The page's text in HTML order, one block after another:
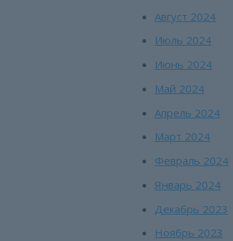
Август 2024
Июль 2024
Июнь 2024
Май 2024
Апрель 2024
Март 2024
Февраль 2024
Январь 2024
Декабрь 2023
Ноябрь 2023